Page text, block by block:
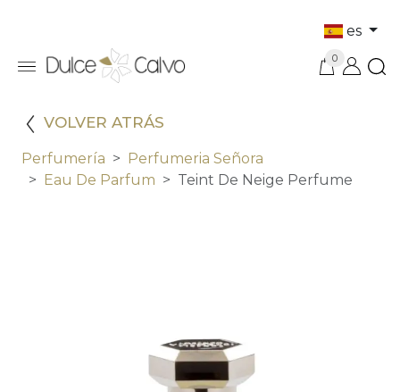
es
0
VOLVER ATRÁS
Perfumería
Perfumeria Señora
Eau De Parfum
Teint De Neige Perfume